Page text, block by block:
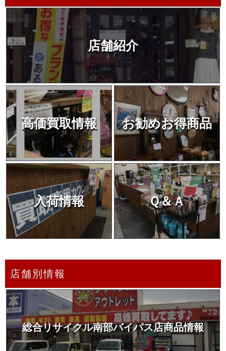
店舗紹介
高価買取情報 お勧めお得商品
入荷情報 Ｑ＆Ａ
店舗別情報
総合リサイクル南部バイパス店商品情報